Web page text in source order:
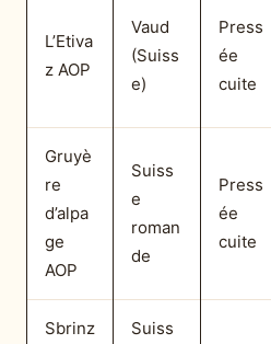
L’Etiva
z AOP
Vaud
(Suiss
e)
Press
ée
cuite
Gruyè
re
d’alpa
ge
AOP
Suiss
e
roman
de
Press
ée
cuite
Sbrinz
Suiss